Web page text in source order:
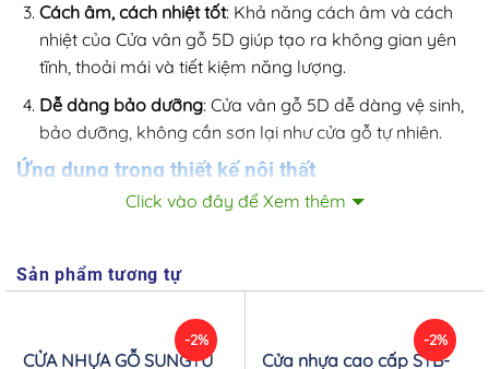
Cách âm, cách nhiệt tốt: Khả năng cách âm và cách
nhiệt của Cửa vân gỗ 5D giúp tạo ra không gian yên
tĩnh, thoải mái và tiết kiệm năng lượng.
Dễ dàng bảo dưỡng: Cửa vân gỗ 5D dễ dàng vệ sinh,
bảo dưỡng, không cần sơn lại như cửa gỗ tự nhiên.
Ứng dụng trong thiết kế nội thất
Cửa vân gỗ 5Dthích hợp sử dụng trong nhiều không gian
các công trình thương mại như khách sạn, nhà hàng. Sản
phẩm này có thể dùng làm cửa chính, cửa phòng ngủ,
cửa sổ, hoặc cửa ban công, mang đến sự đồng nhất và
nâng cao giá trị thẩm mỹ cho ngôi nhà.
Click vào đây để Xem thêm
Sản phẩm tương tự
-2%
CỬA NHỰA GỖ SUNGYU
-2%
Cửa nhựa cao cấp SYB-